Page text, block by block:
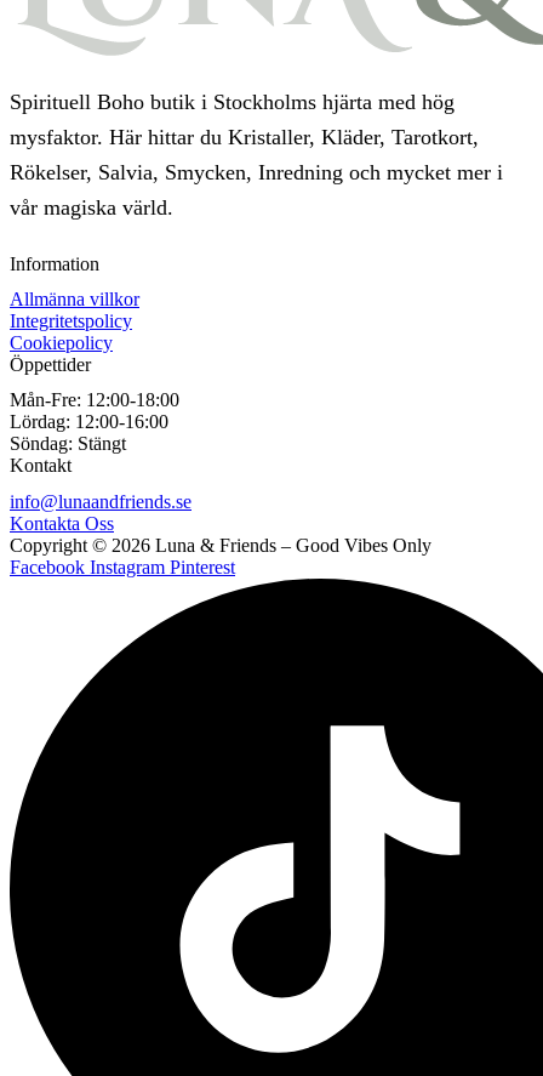
Spirituell Boho butik i Stockholms hjärta med hög
mysfaktor. Här hittar du Kristaller, Kläder, Tarotkort,
Rökelser, Salvia, Smycken, Inredning och mycket mer i
vår magiska värld.
Information
Allmänna villkor
Integritetspolicy
Cookiepolicy
Öppettider
Mån-Fre: 12:00-18:00
Lördag: 12:00-16:00
Söndag: Stängt
Kontakt
info@lunaandfriends.se
Kontakta Oss
Copyright © 2026 Luna & Friends – Good Vibes Only
Facebook Instagram Pinterest